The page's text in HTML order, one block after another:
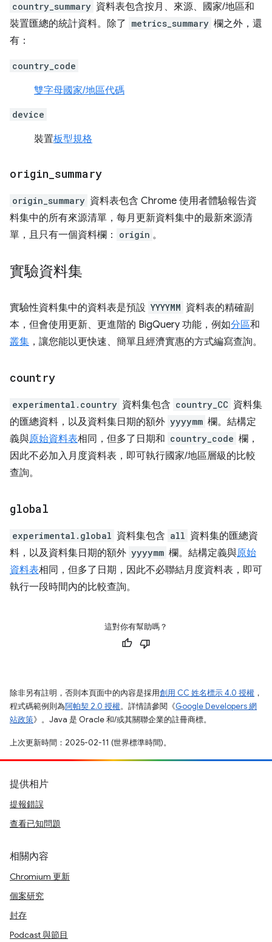
country_summary 資料表包含按月、來源、國家/地區和
裝置匯總的統計資料。除了 metrics_summary 欄之外，還
有：
country_code
雙字母國家/地區代碼
device
裝置板型規格
origin summary
origin_summary 資料表包含 Chrome 使用者體驗報告資
料集中的所有來源清單，每月更新資料集中的最新來源清
單，且只有一個資料欄：
origin 。
實驗資料集
實驗性資料集中的資料表是預設 YYYYMM 資料表的精確副
本，但會使用更新、更進階的 BigQuery 功能，例如分區和
叢集 ，讓您能以更快速、簡單且經濟實惠的方式編寫查詢。
country
experimental.country 資料集包含 country_CC 資料集
的匯總資料，以及資料集日期的額外 yyyymm 欄。結構定
義與原始資料表相同，但多了日期和 country_code 欄，
因此不必加入月度資料表，即可執行國家/地區層級的比較
查詢。
global
experimental.global 資料集包含 all 資料集的匯總資
料，以及資料集日期的額外 yyyymm 欄。結構定義與原始
資料表相同，但多了日期，因此不必聯結月度資料表，即可
執行一段時間內的比較查詢。
這對你有幫助嗎？
除非另有註明，否則本頁面中的內容是採用創用 CC 姓名標示 4.0 授權 ，
程式碼範例則為阿帕契 2.0 授權。詳情請參閱《Google Developers 網
站政策》。Java 是 Oracle 和/或其關聯企業的註冊商標。
上次更新時間：2025-02-11 (世界標準時間)。
提供相片
提報錯誤
查看已知問題
相關內容
Chromium 更新
個案研究
封存
Podcast 與節目